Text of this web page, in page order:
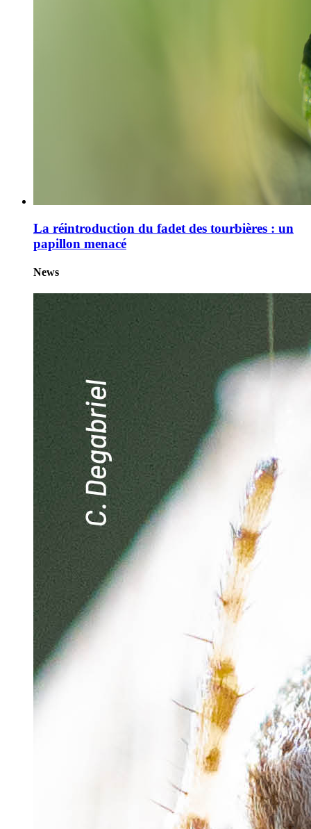
La réintroduction du fadet des tourbières : un
papillon menacé
News